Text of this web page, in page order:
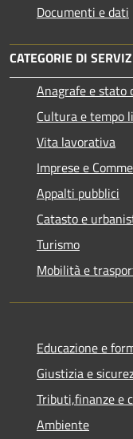
Documenti e dati
CATEGORIE DI
Anagrafe e stato
Cultura e tempo
Vita lavorativa
Imprese e
Appalti pubblici
Catasto e
Turismo
Mobilità e
Educazione e
Giustizia e
Tributi,finanze e
Ambiente